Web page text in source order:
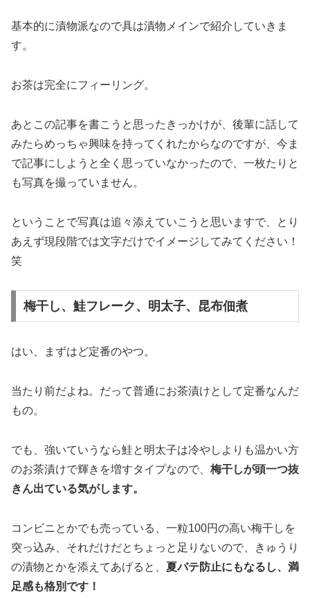
基本的に漬物派なので具は漬物メインで紹介していきま
す。
お茶は完全にフィーリング。
あとこの記事を書こうと思ったきっかけが、後輩に話して
みたらめっちゃ興味を持ってくれたからなのですが、今ま
で記事にしようと全く思っていなかったので、一枚たりと
も写真を撮っていません。
ということで写真は追々添えていこうと思いますで、とり
あえず現段階では文字だけでイメージしてみてください！
笑
梅干し、鮭フレーク、明太子、昆布佃煮
はい、まずはど定番のやつ。
当たり前だよね。だって普通にお茶漬けとして定番なんだ
もの。
でも、強いていうなら鮭と明太子は冷やしよりも温かい方
のお茶漬けで輝きを増すタイプなので、 梅干しが頭一つ抜
きん出ている気がします。
コンビニとかでも売っている、一粒100円の高い梅干しを
突っ込み、それだけだとちょっと足りないので、きゅうり
の漬物とかを添えてあげると、 夏バテ防止にもなるし、満
足感も格別です！